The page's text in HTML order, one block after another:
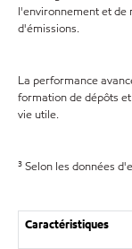
l'environnement et
d'émissions.
La performance
formation de dépôts
vie utile.
³ Selon les données
Caractéristiques